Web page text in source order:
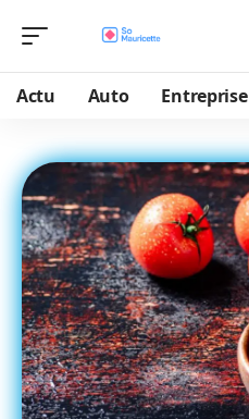
Actu Auto Entreprise